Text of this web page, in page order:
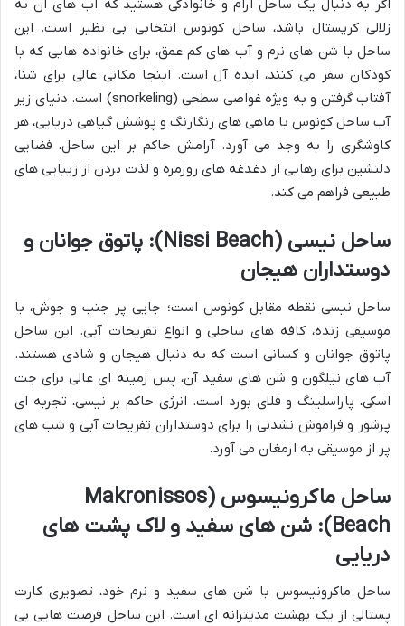
اگر به دنبال یک ساحل آرام و خانوادگی هستید که آب های آن به
زلالی کریستال باشد، ساحل کونوس انتخابی بی نظیر است. این
ساحل با شن های نرم و آب های کم عمق، برای خانواده هایی که با
کودکان سفر می کنند، ایده آل است. اینجا مکانی عالی برای شنا،
آفتاب گرفتن و به ویژه غواصی سطحی (snorkeling) است. دنیای زیر
آب ساحل کونوس با ماهی های رنگارنگ و پوشش گیاهی دریایی، هر
کاوشگری را به وجد می آورد. آرامش حاکم بر این ساحل، فضایی
دلنشین برای رهایی از دغدغه های روزمره و لذت بردن از زیبایی های
طبیعی فراهم می کند.
ساحل نیسی (Nissi Beach): پاتوق جوانان و
دوستداران هیجان
ساحل نیسی نقطه مقابل کونوس است؛ جایی پر جنب و جوش، با
موسیقی زنده، کافه های ساحلی و انواع تفریحات آبی. این ساحل
پاتوق جوانان و کسانی است که به دنبال هیجان و شادی هستند.
آب های نیلگون و شن های سفید آن، پس زمینه ای عالی برای جت
اسکی، پاراسلینگ و فلای بورد است. انرژی حاکم بر نیسی، تجربه ای
پرشور و فراموش نشدنی را برای دوستداران تفریحات آبی و شب های
پر از موسیقی به ارمغان می آورد.
ساحل ماکرونیسوس (Makronissos
Beach): شن های سفید و لاک پشت های
دریایی
ساحل ماکرونیسوس با شن های سفید و نرم خود، تصویری کارت
پستالی از یک بهشت مدیترانه ای است. این ساحل فرصت هایی بی